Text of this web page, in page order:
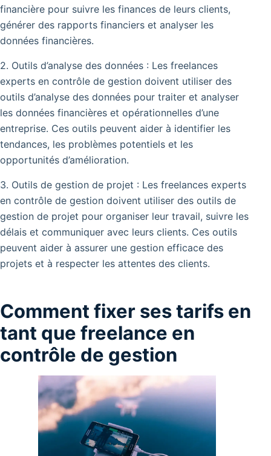
financière pour suivre les finances de leurs clients,
générer des rapports financiers et analyser les
données financières.
2. Outils d’analyse des données : Les freelances
experts en contrôle de gestion doivent utiliser des
outils d’analyse des données pour traiter et analyser
les données financières et opérationnelles d’une
entreprise. Ces outils peuvent aider à identifier les
tendances, les problèmes potentiels et les
opportunités d’amélioration.
3. Outils de gestion de projet : Les freelances experts
en contrôle de gestion doivent utiliser des outils de
gestion de projet pour organiser leur travail, suivre les
délais et communiquer avec leurs clients. Ces outils
peuvent aider à assurer une gestion efficace des
projets et à respecter les attentes des clients.
Comment fixer ses tarifs en
tant que freelance en
contrôle de gestion